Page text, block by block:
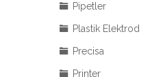
Pipetler
Plastik Elektrod
Precisa
Printer